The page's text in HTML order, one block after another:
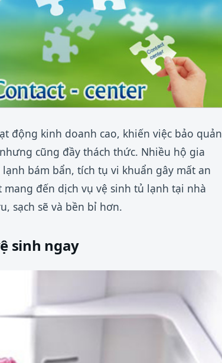
động kinh doanh cao, khiến việc bảo quản
cũng đầy thách thức. Nhiều hộ gia
bám bẩn, tích tụ vi khuẩn gây mất an
đến dịch vụ vệ sinh tủ lạnh tại nhà
sạch sẽ và bền bỉ hơn.
sinh ngay